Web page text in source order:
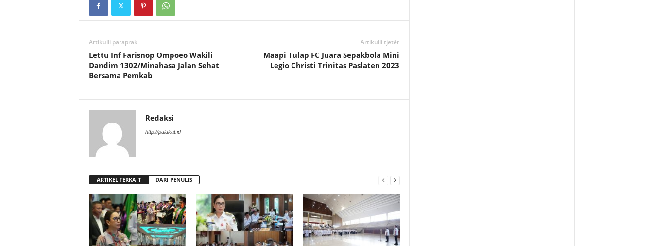
Artikulli paraprak
Lettu Inf Farisnop Ompoeo Wakili
Dandim 1302/Minahasa Jalan Sehat
Bersama Pemkab
Artikulli tjetër
Maapi Tulap FC Juara Sepakbola Mini
Legio Christi Trinitas Paslaten 2023
Redaksi
http://palakat.id
ARTIKEL TERKAIT DARI PENULIS